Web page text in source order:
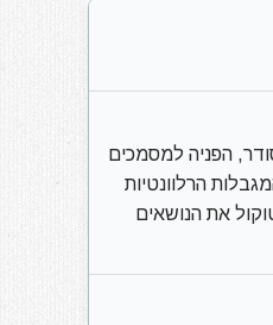
הפניה למסמכים
הרלוונטיות
את הנושאים